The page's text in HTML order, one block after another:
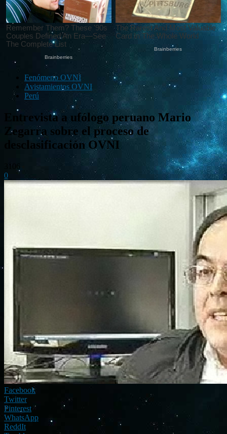
Fenómeno OVNI
Avistamientos OVNI
Perú
Entrevista a ufólogo peruano Mario
Zegarra sobre el proceso de
desclasificación OVNI
0
Facebook
Twitter
Pinterest
WhatsApp
ReddIt